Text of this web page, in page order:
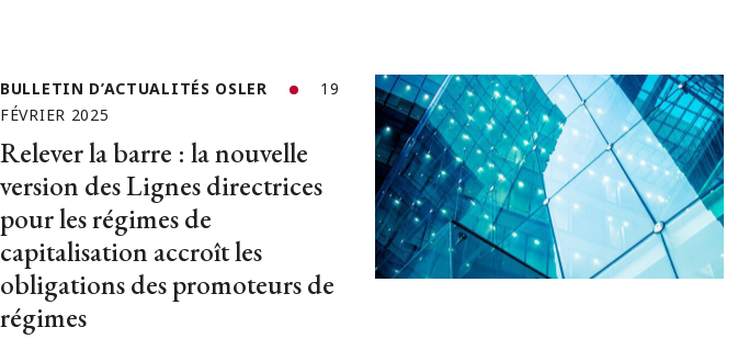
BULLETIN D’ACTUALITÉS OSLER
19
FÉVRIER 2025
Relever la barre : la nouvelle
version des Lignes directrices
pour les régimes de
capitalisation accroît les
obligations des promoteurs de
régimes